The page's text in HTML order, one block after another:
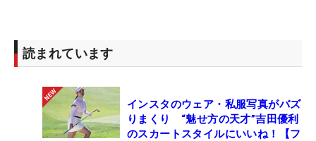
読まれています
インスタのウェア・私服写真がバズ
りまくり “魅せ方の天才”吉田優利
のスカートスタイルにいいね！【フ